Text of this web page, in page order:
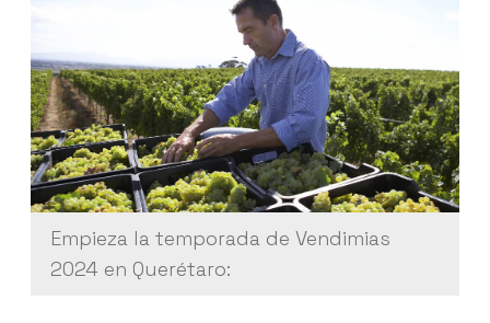
Empieza la temporada de Vendimias
2024 en Querétaro: